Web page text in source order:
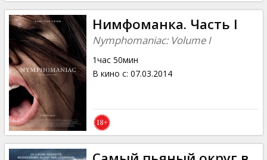
Нимфоманка. Часть I
Nymphomaniac: Volume I
1час 50мин
В кино с: 07.03.2014